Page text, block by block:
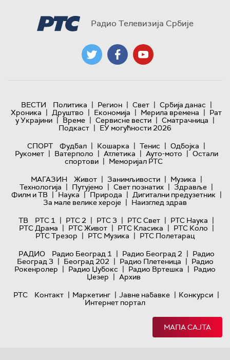
Радио Телевизија Србије
ВЕСТИ Политика | Регион | Свет | Србија данас |
Хроника | Друштво | Економија | Мерила времена | Рат
у Украјини | Време | Сервисне вести | Сматрачница |
Подкаст | ЕУ могућности 2026
СПОРТ
Фудбал | Кошарка | Тенис | Одбојка |
Рукомет | Ватерполо | Атлетика | Ауто-мото | Остали
спортови | Меморијал РТС
МАГАЗИН
Живот | Занимљивости | Музика |
Технологијa | Путујемо | Свет познатих | Здравље |
Филм и ТВ | Наука | Природа | Дигитални предузетник |
За мале велике хероје | Наизглед здрав
ТВ
РТС 1 | РТС 2 | РТС 3 | РТС Свет | РТС Наука |
РТС Драма | РТС Живот | РТС Класика | РТС Коло |
РТС Трезор | РТС Музика | РТС Полетарац
РАДИО
Радио Београд 1 | Радио Београд 2 | Радио
Београд 3 | Београд 202 | Радио Плетеница | Радио
Рокенролер | Радио Џубокс | Радио Вртешка | Радио
Џезер | Архив
РТС
Контакт | Маркетинг | Јавне набавке | Конкурси |
Интернет портал
МАПА САЈТА